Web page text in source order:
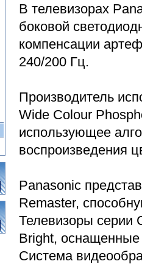
В телевизорах
боковой
компенсации
240/200 Гц.
Производитель
Wide Colour
использующее
воспроизведения
Panasonic
Remaster,
Телевизоры серии
Bright,
Система